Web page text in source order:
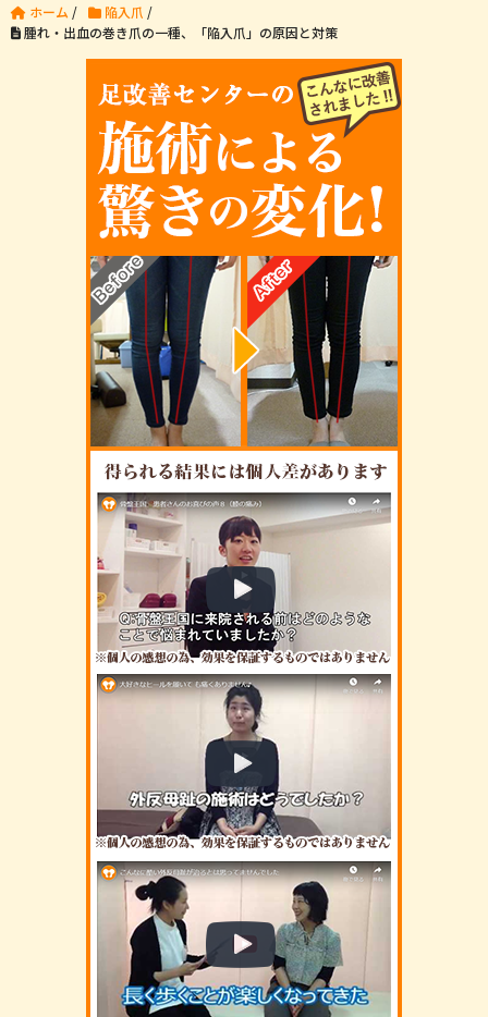
ホーム / 陥入爪 /
腫れ・出血の巻き爪の一種、「陥入爪」の原因と対策